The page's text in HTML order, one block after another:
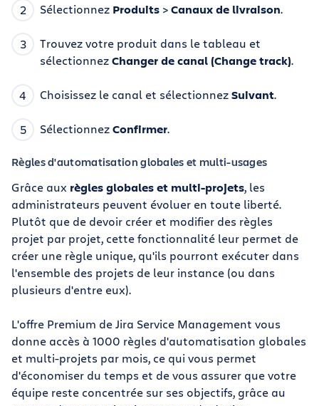
Sélectionnez Produits >Canaux de livraison.
Trouvez votre produit dans le tableau et
sélectionnezChanger de canal (Change track).
Choisissez le canal et sélectionnezSuivant.
SélectionnezConfirmer.
Règles d'automatisation globales et multi-usages
Grâce aux règles globales et multi-projets, les
administrateurs peuvent évoluer en toute liberté.
Plutôt que de devoir créer et modifier des règles
projet par projet, cette fonctionnalité leur permet de
créer une règle unique, qu'ils pourront exécuter dans
l'ensemble des projets de leur instance (ou dans
plusieurs d'entre eux).
L'offre Premium de Jira Service Management vous
donne accès à 1000 règles d'automatisation globales
et multi-projets par mois, ce qui vous permet
d'économiser du temps et de vous assurer que votre
équipe reste concentrée sur ses objectifs, grâce au